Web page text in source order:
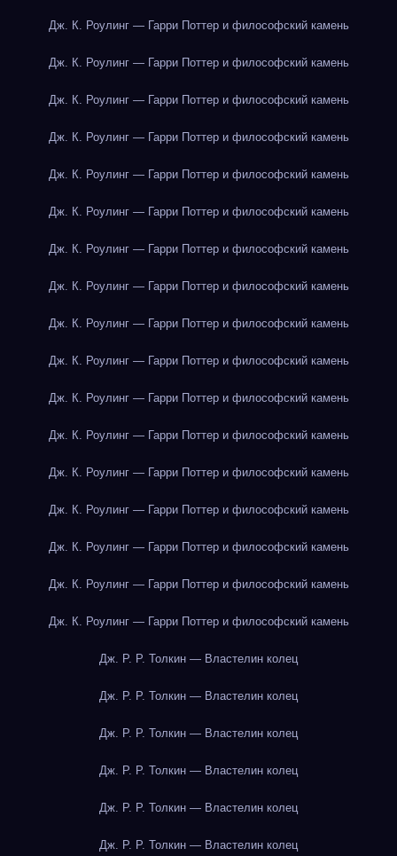
Дж. К. Роулинг — Гарри Поттер и философский камень
Дж. К. Роулинг — Гарри Поттер и философский камень
Дж. К. Роулинг — Гарри Поттер и философский камень
Дж. К. Роулинг — Гарри Поттер и философский камень
Дж. К. Роулинг — Гарри Поттер и философский камень
Дж. К. Роулинг — Гарри Поттер и философский камень
Дж. К. Роулинг — Гарри Поттер и философский камень
Дж. К. Роулинг — Гарри Поттер и философский камень
Дж. К. Роулинг — Гарри Поттер и философский камень
Дж. К. Роулинг — Гарри Поттер и философский камень
Дж. К. Роулинг — Гарри Поттер и философский камень
Дж. К. Роулинг — Гарри Поттер и философский камень
Дж. К. Роулинг — Гарри Поттер и философский камень
Дж. К. Роулинг — Гарри Поттер и философский камень
Дж. К. Роулинг — Гарри Поттер и философский камень
Дж. К. Роулинг — Гарри Поттер и философский камень
Дж. К. Роулинг — Гарри Поттер и философский камень
Дж. Р. Р. Толкин — Властелин колец
Дж. Р. Р. Толкин — Властелин колец
Дж. Р. Р. Толкин — Властелин колец
Дж. Р. Р. Толкин — Властелин колец
Дж. Р. Р. Толкин — Властелин колец
Дж. Р. Р. Толкин — Властелин колец